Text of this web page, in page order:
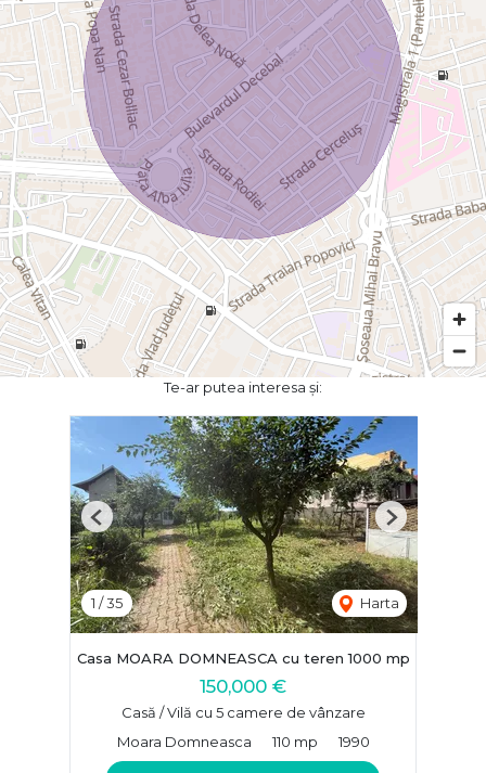
Te-ar putea interesa și:
1 /35 Harta
Previous Next
Casa MOARA DOMNEASCA cu teren 1000 mp
150,000 €
Casă / Vilă cu 5 camere de vânzare
Moara Domneasca
110 mp 1990